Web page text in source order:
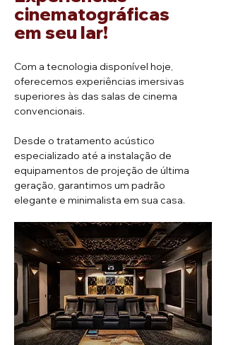
cinematográficas
em seu lar!
Com a tecnologia disponível hoje,
oferecemos experiências imersivas
superiores às das salas de cinema
convencionais.
Desde o tratamento acústico
especializado até a instalação de
equipamentos de projeção de última
geração, garantimos um padrão
elegante e minimalista em sua casa.